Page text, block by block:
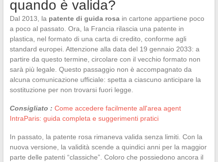
quando è valida?
Dal 2013, la patente di guida rosain cartone appartiene poco
a poco al passato. Ora, la Francia rilascia una patente in
plastica, nel formato di una carta di credito, conforme agli
standard europei. Attenzione alla data del 19 gennaio 2033: a
partire da questo termine, circolare con il vecchio formato non
sarà più legale. Questo passaggio non è accompagnato da
alcuna comunicazione ufficiale: spetta a ciascuno anticipare la
sostituzione per non trovarsi fuori legge.
Consigliato : Come accedere facilmente all'area agent
IntraParis: guida completa e suggerimenti pratici
In passato, la patente rosa rimaneva valida senza limiti. Con la
nuova versione, la validità scende a quindici anni per la maggior
parte delle patenti “classiche”. Coloro che possiedono ancora il